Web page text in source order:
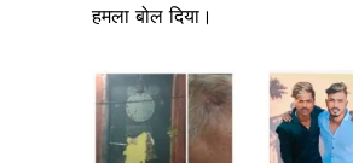
हमला बोल दिया।